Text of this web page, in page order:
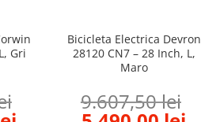
Gri
Bicicleta Electrica Devron
28120 CN7 – 28 Inch, L,
Maro
9.607,50lei